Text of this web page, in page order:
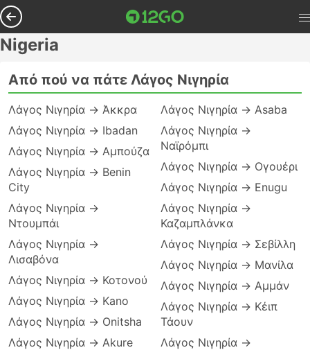
Nigeria
Από πού να πάτε Λάγος Νιγηρία
Λάγος Νιγηρία → Άκκρα
Λάγος Νιγηρία → Ibadan
Λάγος Νιγηρία → Αμπούζα
Λάγος Νιγηρία → Benin
City
Λάγος Νιγηρία →
Ντουμπάι
Λάγος Νιγηρία →
Λισαβόνα
Λάγος Νιγηρία → Κοτονού
Λάγος Νιγηρία → Kano
Λάγος Νιγηρία → Onitsha
Λάγος Νιγηρία → Akure
Λάγος Νιγηρία → Asaba
Λάγος Νιγηρία →
Ναϊρόμπι
Λάγος Νιγηρία → Ογουέρι
Λάγος Νιγηρία → Enugu
Λάγος Νιγηρία →
Καζαμπλάνκα
Λάγος Νιγηρία → Σεβίλλη
Λάγος Νιγηρία → Μανίλα
Λάγος Νιγηρία → Αμμάν
Λάγος Νιγηρία → Κέιπ
Τάουν
Λάγος Νιγηρία →